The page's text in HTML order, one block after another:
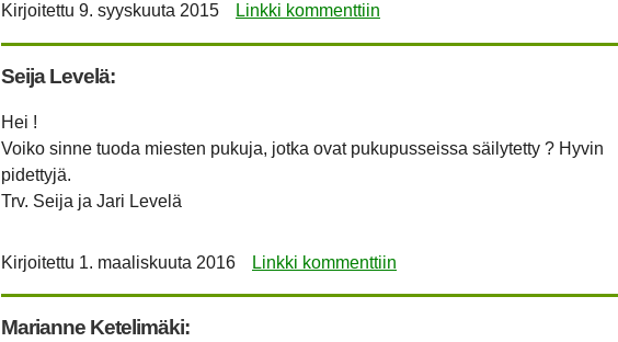
Kirjoitettu 9. syyskuuta 2015 Linkki kommenttiin
Seija Levelä:
Hei !
Voiko sinne tuoda miesten pukuja, jotka ovat pukupusseissa säilytetty ? Hyvin
pidettyjä.
Trv. Seija ja Jari Levelä
Kirjoitettu 1. maaliskuuta 2016 Linkki kommenttiin
Marianne Ketelimäki: